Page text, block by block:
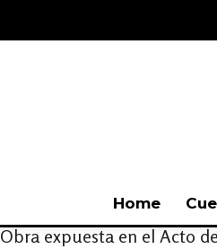
Home
Obra expuesta en el Acto